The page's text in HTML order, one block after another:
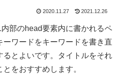
2020.11.27 2021.12.26
部のhead要素内に書かれるペ
ワードをキーワードを書き直
とよいです。タイトルをそれ
をおすすめします。